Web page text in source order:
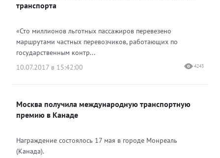
транспорта
«Сто миллионов льготных пассажиров перевезено
маршрутами частных перевозчиков, работающих по
государственным контр...
10.07.2017 в 15:42:00
4243
Москва получила международную транспортную
премию в Канаде
Награждение состоялось 17 мая в городе Монреаль
(Канада).